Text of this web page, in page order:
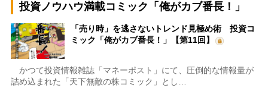
投資ノウハウ満載コミック「俺がカブ番長！」
「売り時」を逃さないトレンド見極め術 投資コ
ミック「俺がカブ番長！」【第11回】
かつて投資情報雑誌「マネーポスト」にて、圧倒的な情報量が
詰め込まれた「天下無敵の株コミック」とし…